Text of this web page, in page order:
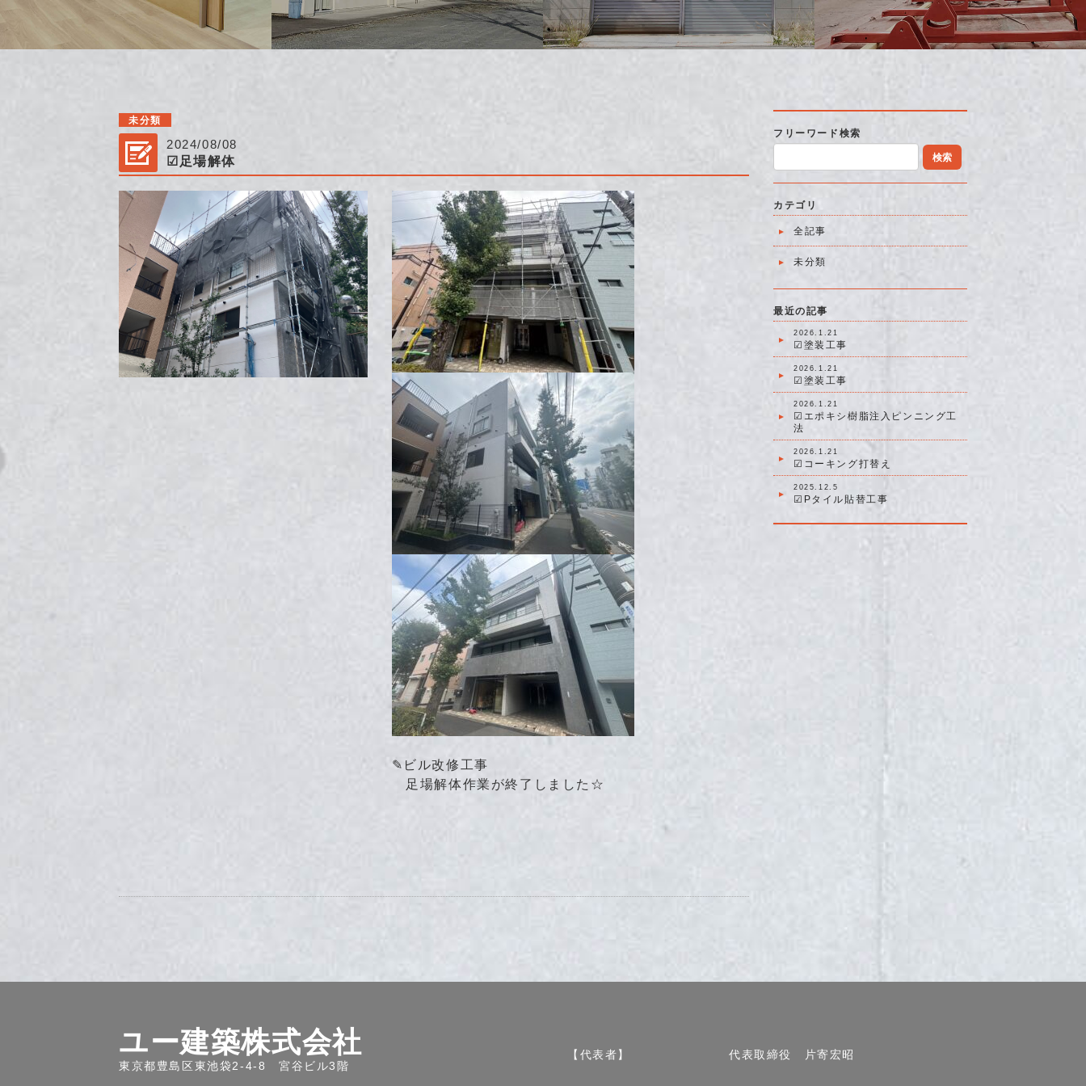
未分類
2024/08/08
☑足場解体
✎ビル改修工事
足場解体作業が終了しました☆
フリーワード検索
検索
カテゴリ
全記事
未分類
最近の記事
2026.1.21
☑塗装工事
2026.1.21
☑塗装工事
2026.1.21
☑エポキシ樹脂注入ピンニング工
法
2026.1.21
☑コーキング打替え
2025.12.5
☑Pタイル貼替工事
ユー建築株式会社
東京都豊島区東池袋2-4-8 宮谷ビル3階
【代表者】 代表取締役 片寄宏昭